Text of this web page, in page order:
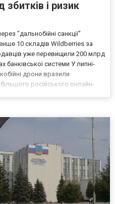
і ризик
"дальнобійні санкції"
10 складів Wildberries за
уже перевищили 200 млрд
системи У липні-
дрони вразили
російського онлайн-